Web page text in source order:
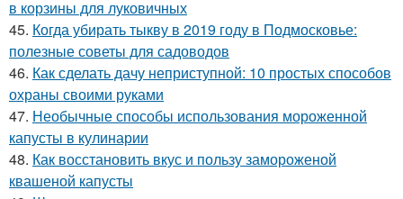
в корзины для луковичных
45. Когда убирать тыкву в 2019 году в Подмосковье:
полезные советы для садоводов
46. Как сделать дачу неприступной: 10 простых способов
охраны своими руками
47. Необычные способы использования мороженной
капусты в кулинарии
48. Как восстановить вкус и пользу замороженой
квашеной капусты